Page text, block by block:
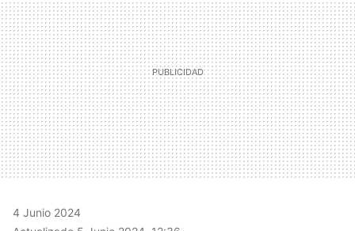
4 Junio 2024